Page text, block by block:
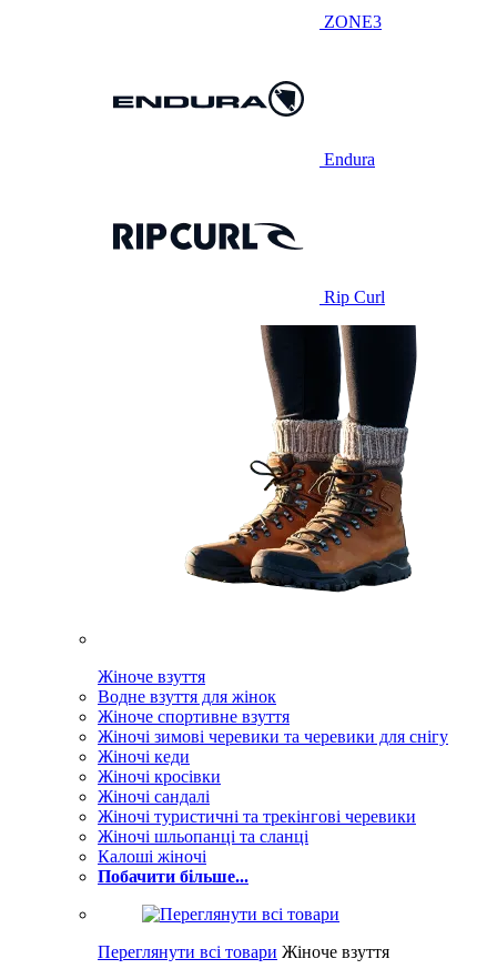
ZONE3
Endura
Rip Curl
Жіноче взуття
Водне взуття для жінок
Жіноче спортивне взуття
Жіночі зимові черевики та черевики для снігу
Жіночі кеди
Жіночі кросівки
Жіночі сандалі
Жіночі туристичні та трекінгові черевики
Жіночі шльопанці та сланці
Калоші жіночі
Побачити більше...
Переглянути всі товари Жіноче взуття